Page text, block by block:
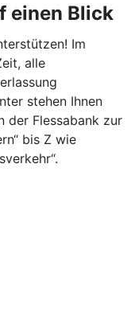
einen Blick
Im
alle
stehen Ihnen
der Flessabank zur
bis Z wie